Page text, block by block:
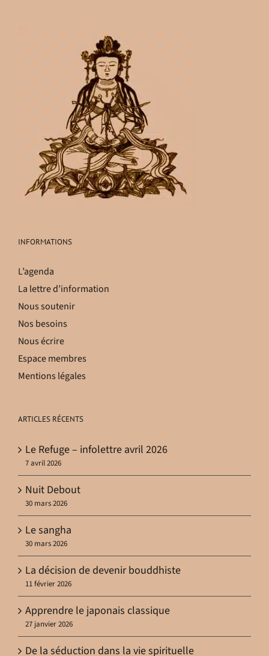
INFORMATIONS
L’agenda
La lettre d’information
Nous soutenir
Nos besoins
Nous écrire
Espace membres
Mentions légales
ARTICLES RÉCENTS
Le Refuge – infolettre avril 2026
7 avril 2026
Nuit Debout
30 mars 2026
Le sangha
30 mars 2026
La décision de devenir bouddhiste
11 février 2026
Apprendre le japonais classique
27 janvier 2026
De la séduction dans la vie spirituelle